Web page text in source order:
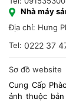
Tel:
Nhà máy
Địa chỉ: Hưng
Tel: 0222 37
Sơ đồ website
Cung Cấp